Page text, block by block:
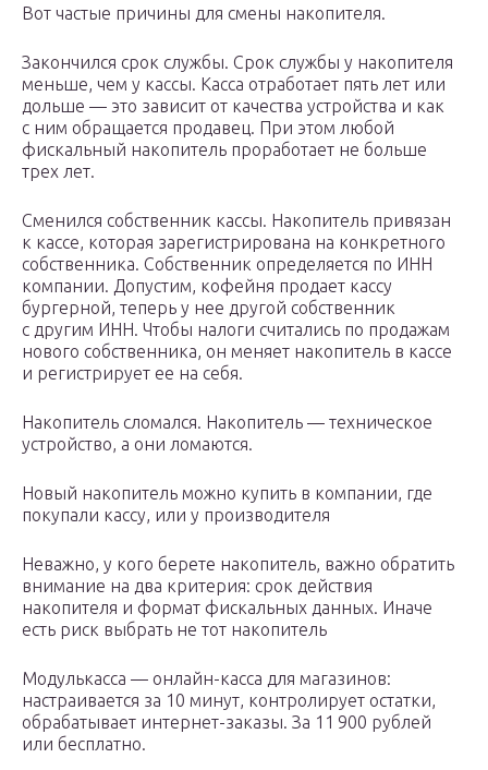
Вот частые причины для смены накопителя.
Закончился срок службы. Срок службы у накопителя
меньше, чем у кассы. Касса отработает пять лет или
дольше — это зависит от качества устройства и как
с ним обращается продавец. При этом любой
фискальный накопитель проработает не больше
трех лет.
Сменился собственник кассы. Накопитель привязан
к кассе, которая зарегистрирована на конкретного
собственника. Собственник определяется по ИНН
компании. Допустим, кофейня продает кассу
бургерной, теперь у нее другой собственник
с другим ИНН. Чтобы налоги считались по продажам
нового собственника, он меняет накопитель в кассе
и регистрирует ее на себя.
Накопитель сломался. Накопитель — техническое
устройство, а они ломаются.
Новый накопитель можно купить в компании, где
покупали кассу, или у производителя
Неважно, у кого берете накопитель, важно обратить
внимание на два критерия: срок действия
накопителя и формат фискальных данных. Иначе
есть риск выбрать не тот накопитель
Модулькасса — онлайн-касса для магазинов:
настраивается за 10 минут, контролирует остатки,
обрабатывает интернет-заказы. За 11 900 рублей
или бесплатно.